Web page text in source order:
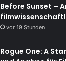
Before Sunset –
vor 19 Stunden
Rogue One: A